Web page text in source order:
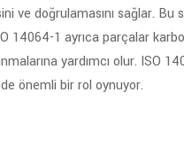
ve doğrulamasını sağlar.
14064-1 ayrıca parçalar
yardımcı olur. ISO
önemli bir rol oynuyor.